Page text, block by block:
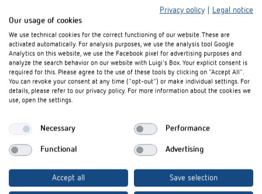
In den Dokumentenkorb
Bleiben Sie up-to-date mit
unserem Newsletter!
Privacy policy
Legal notice
Our usage of cookies
We use technical cookies for the correct functioning of our website. These are
activated automatically. For analysis purposes, we use the analysis tool Google
Analytics on this website, we use the Facebook pixel for advertising purposes and
analyze the search behavior on our website with Luigi's Box. Your explicit consent is
required for this. Please agree to the use of these tools by clicking on "Accept All".
You can revoke your consent at any time ("opt-out") or make individual settings. For
details, please refer to our privacy policy. For more information about the cookies we
use, open the settings.
Necessary Performance
Functional Advertising
Accept all Save selection